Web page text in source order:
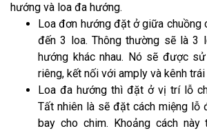
hướng và loa đa hướng.
Loa đơn hướng đặt ở giữa chuồng
đến 3 loa. Thông thường sẽ là 3
hướng khác nhau. Nó sẽ được
riêng, kết nối với amply và kênh trái
Loa đa hướng thì đặt ở vị trí lỗ
Tất nhiên là sẽ đặt cách miệng lỗ
bay cho chim. Khoảng cách